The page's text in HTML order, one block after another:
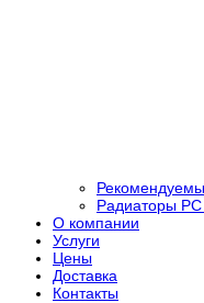
Радиаторы
О компании
Услуги
Цены
Доставка
Контакты